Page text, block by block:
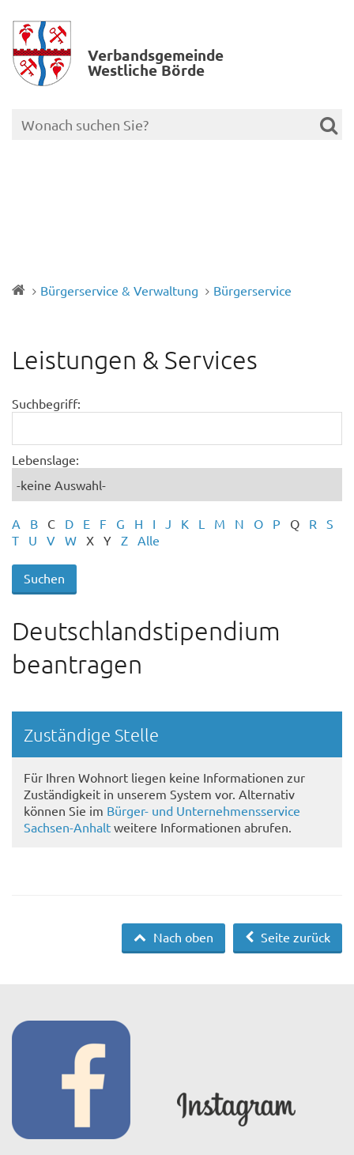
Verbands­gemeinde
Westliche Börde
Bürgerservice & Verwaltung Bürgerservice
Leistungen & Services
Suchbegriff:
Lebenslage:
A B C D E F G H I J K L M N O P Q R
S
T
U V W X Y Z Alle
Deutschlandstipendium
beantragen
Randspalte
Zuständige Stelle
Für Ihren Wohnort liegen keine Informationen zur
Zuständigkeit in unserem System vor. Alternativ
können Sie im Bürger- und Unternehmensservice
Sachsen-Anhalt weitere Informationen abrufen.
Seite zurück
Nach oben